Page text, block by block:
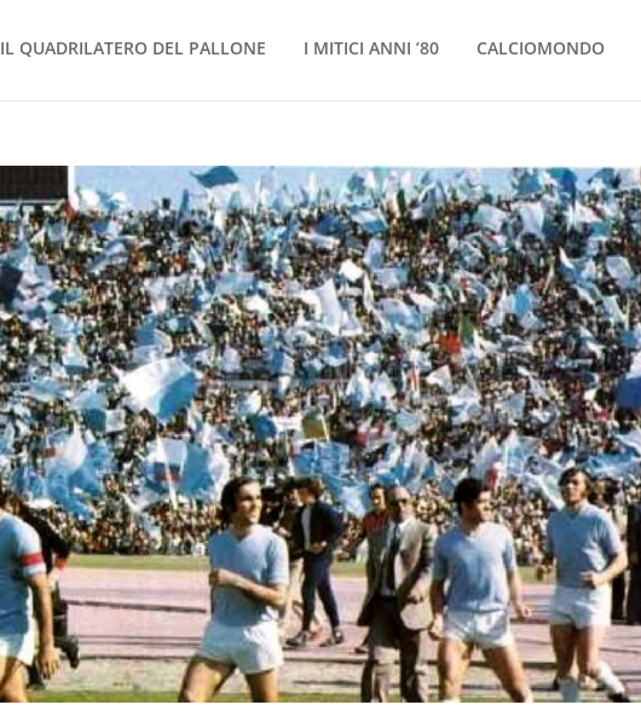
IL QUADRILATERO DEL PALLONE I MITICI ANNI ’80 CALCIOMONDO